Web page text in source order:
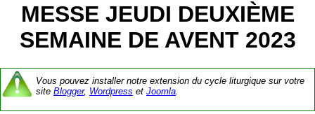
MESSE JEUDI DEUXIÈME
SEMAINE DE AVENT 2023
Vous pouvez installer notre extension du cycle liturgique sur votre
site Blogger, Wordpress et Joomla.